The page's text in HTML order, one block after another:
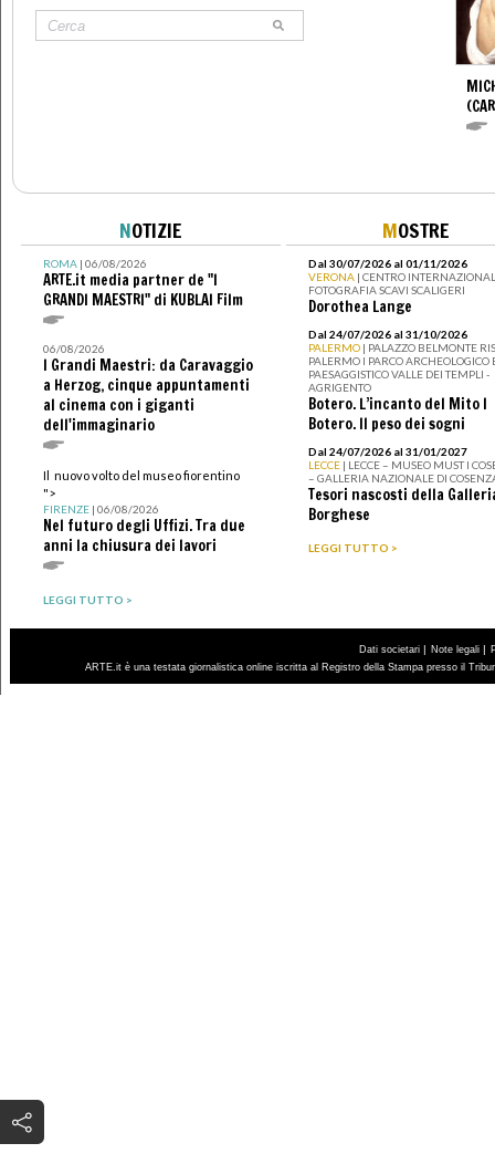
NOTIZIE
ROMA| 06/08/2026
ARTE.it media partner de "I
GRANDI MAESTRI" di KUBLAI Film
06/08/2026
I Grandi Maestri: da Caravaggio
a Herzog, cinque appuntamenti
al cinema con i giganti
dell'immaginario
Il nuovo volto del museo fiorentino
">
FIRENZE| 06/08/2026
Nel futuro degli Uffizi. Tra due
anni la chiusura dei lavori
LEGGI TUTTO >
MOSTRE
Dal 30/07/2026 al 01/11/2026
VERONA | CENTRO
FOTOGRAFIA SCAVI SCALIGERI
Dorothea Lange
Dal 24/07/2026 al 31/10/2026
PALERMO | PALAZZO BELMONTE
PALERMO I PARCO ARCHEOLOGICO
PAESAGGISTICO VALLE DEI TEMPLI -
AGRIGENTO
Botero. L’incanto del Mito I
Botero. Il peso dei sogni
Dal 24/07/2026 al 31/01/2027
LECCE | LECCE – MUSEO MUST I
– GALLERIA NAZIONALE DI
Tesori nascosti della
Borghese
LEGGI TUTTO >
Dati societari | Note legali |
ARTE.it è una testata giornalistica online iscritta al Registro della Stampa presso il